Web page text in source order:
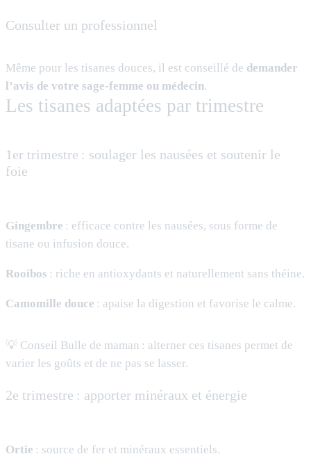
Consulter un professionnel
Même pour les tisanes douces, il est conseillé de demander
l’avis de votre sage-femme ou médecin.
Les tisanes adaptées par trimestre
1er trimestre : soulager les nausées et soutenir le
foie
Gingembre : efficace contre les nausées, sous forme de
tisane ou infusion douce.
Rooibos : riche en antioxydants et naturellement sans théine.
Camomille douce : apaise la digestion et favorise le calme.
💡 Conseil Bulle de maman : alterner ces tisanes permet de
varier les goûts et de ne pas se lasser.
2e trimestre : apporter minéraux et énergie
Ortie : source de fer et minéraux essentiels.